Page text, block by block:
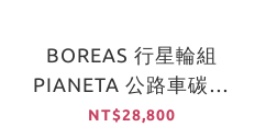
BOREAS 行星輪組
PIANETA 公路車碳纖
碟煞輪組 送馬牌
NT$28,800